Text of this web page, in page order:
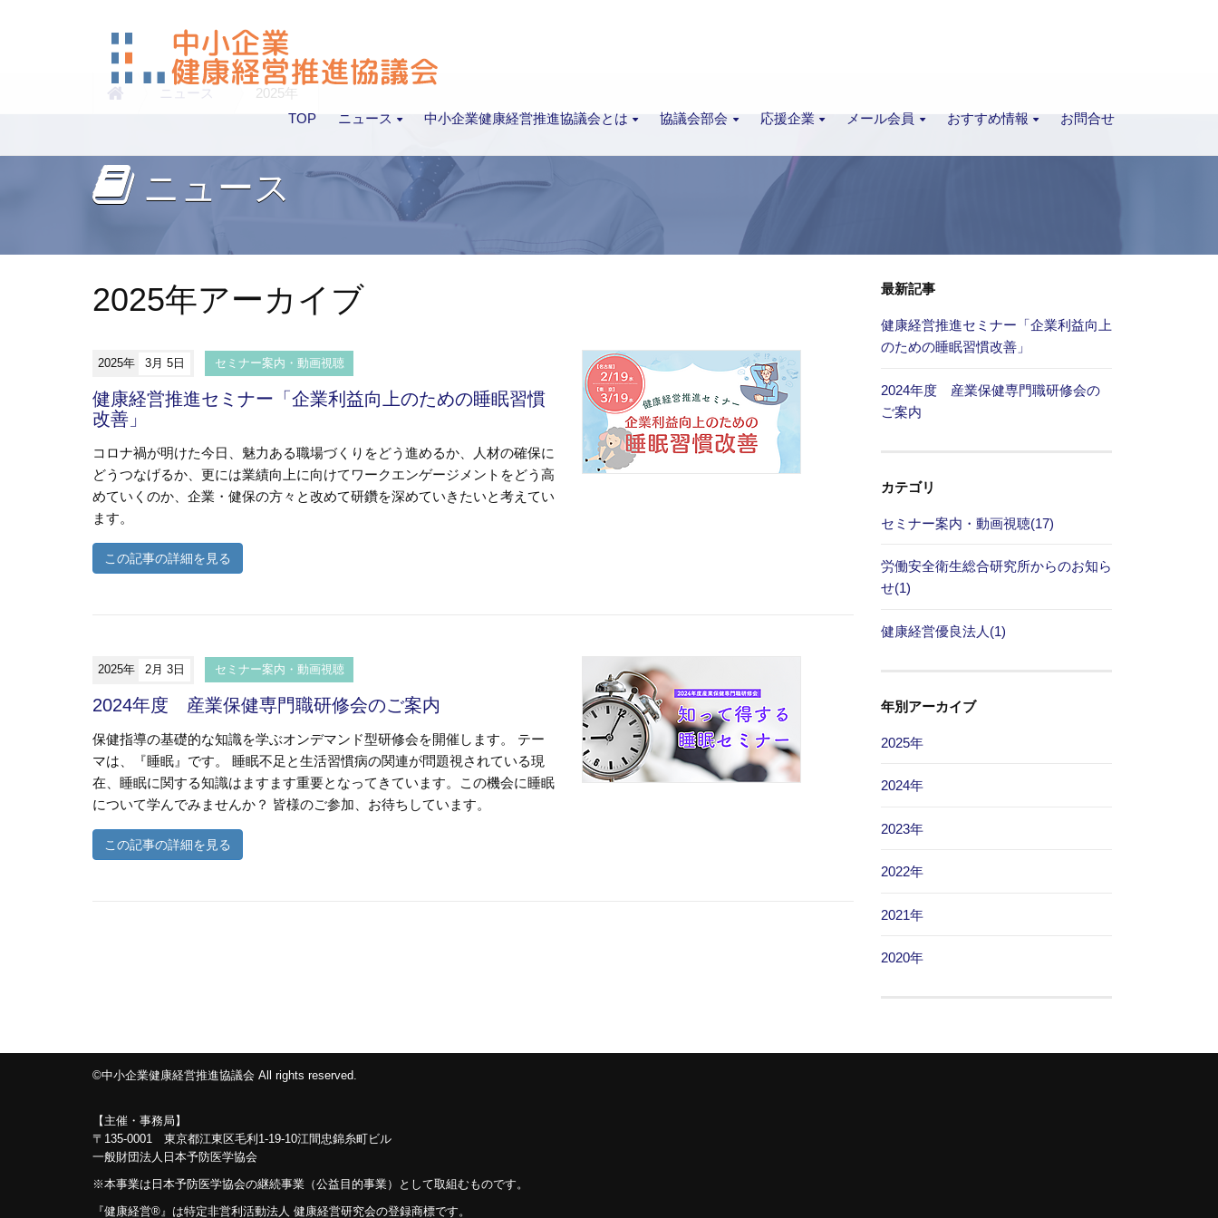
TOP ニュース 中小企業健康経営推進協議会とは 協議会部会 応援企業 メール会員 おすすめ情報 お問合せ
ニュース 2025年
ニュース
2025年アーカイブ
2025年 3月 5日 セミナー案内・動画視聴
健康経営推進セミナー「企業利益向上のための睡眠習慣
改善」
コロナ禍が明けた今日、魅力ある職場づくりをどう進めるか、人材の確保に
どうつなげるか、更には業績向上に向けてワークエンゲージメントをどう高
めていくのか、企業・健保の方々と改めて研鑽を深めていきたいと考えてい
ます。
この記事の詳細を見る
2025年 2月 3日 セミナー案内・動画視聴
2024年度 産業保健専門職研修会のご案内
保健指導の基礎的な知識を学ぶオンデマンド型研修会を開催します。 テー
マは、『睡眠』です。 睡眠不足と生活習慣病の関連が問題視されている現
在、睡眠に関する知識はますます重要となってきています。この機会に睡眠
について学んでみませんか？ 皆様のご参加、お待ちしています。
この記事の詳細を見る
最新記事
健康経営推進セミナー「企業利益向上
のための睡眠習慣改善」
2024年度 産業保健専門職研修会の
ご案内
カテゴリ
セミナー案内・動画視聴(17)
労働安全衛生総合研究所からのお知ら
せ(1)
健康経営優良法人(1)
年別アーカイブ
2025年
2024年
2023年
2022年
2021年
2020年
©中小企業健康経営推進協議会 All rights reserved.
【主催・事務局】
〒135-0001 東京都江東区毛利1-19-10江間忠錦糸町ビル
一般財団法人日本予防医学協会
※本事業は日本予防医学協会の継続事業（公益目的事業）として取組むものです。
『健康経営®』は特定非営利活動法人 健康経営研究会の登録商標です。